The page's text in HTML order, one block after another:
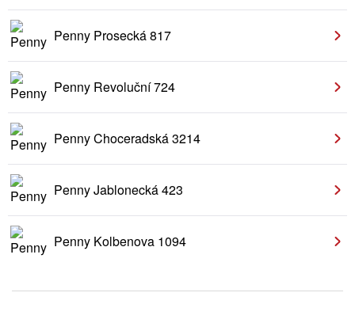
Penny Prosecká 817
Penny Revoluční 724
Penny Choceradská 3214
Penny Jablonecká 423
Penny Kolbenova 1094